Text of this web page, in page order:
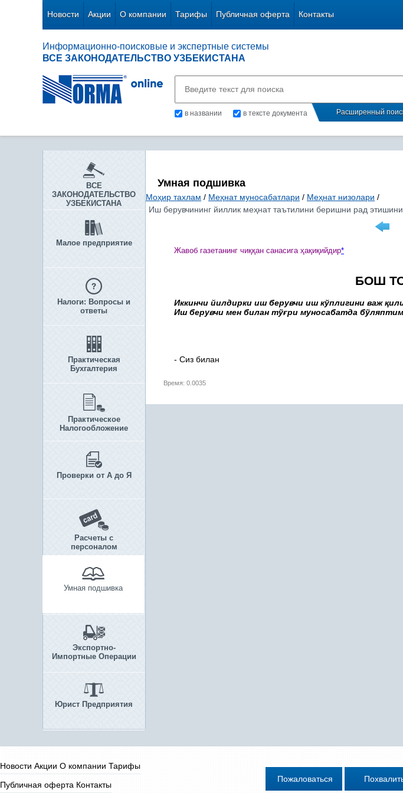
Новости Акции О компании Тарифы Публичная оферта Контакты
Информационно-поисковые и экспертные системы
ВСЕ ЗАКОНОДАТЕЛЬСТВО УЗБЕКИСТАНА
в названии в тексте документа Расширенный
ВСЕ
ЗАКОНОДАТЕЛЬСТВО
УЗБЕКИСТАНА
Малое предприятие
Налоги: Вопросы и
ответы
Практическая
Бухгалтерия
Практическое
Налогообложение
Проверки от А до Я
Расчеты с
персоналом
Умная подшивка
Экспортно-
Импортные Операции
Юрист Предприятия
Умная подшивка
Моҳир тахлам / Меҳнат муносабатлари / Меҳнат низолари /
Иш берувчининг йиллик меҳнат таътилини беришни рад
Жавоб газетанинг чиққан санасига ҳақиқийдир*
БОШ
Иккинчи йилдирки иш берувчи иш кўплигини важқ
Иш берувчи мен билан тўғри муносабатда
- Сиз билан
Время: 0.0035
Новости Акции О компании Тарифы
Публичная оферта Контакты